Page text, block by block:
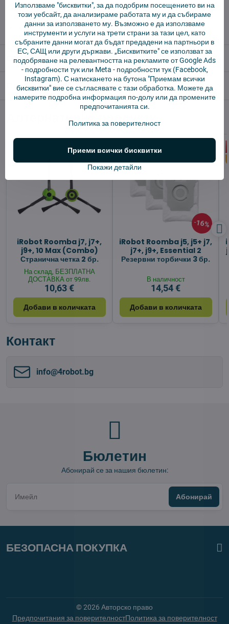
✅ Готов за изпращане веднага
✅ БЕЗПЛАТНА доставка над 55 EUR.
✅ 14 дни политика за връщане
Описание
Отзиви 0
Алтернативни продукти
iRobot Roomba j7, j7+,
j9+, 10 Max (Combo)
Странична четка 2 бр.
На склад, БЕЗПЛАТНА
ДОСТАВКА от 99лв.
10,63 €
Добави в количката
16%
iRobot Roomba j5, j5+ j7,
j7+, j9+, Essential 2
Резервни торбички 3 бр.
В наличност
14,54 €
Добави в количката
Контакт
info​@4robot​.bg
Бюлетин
Абонирай се за нашия бюлетин:
Абонирай
БЕЗОПАСНА ПОКУПКА
©2026 Авторско право
Предпочитания за поверителностПолитика за поверителност
Използваме "бисквитки", за да подобрим посещението ви на
този уебсайт, да анализираме работата му и да събираме
данни за използването му. Възможно е да използваме
инструменти и услуги на трети страни за тази цел, като
събраните данни могат да бъдат предадени на партньори в
ЕС, САЩ или други държави. „Бисквитките" се използват за
подобряване на релевантността на рекламите от Google Ads
- подробности тукили Meta - подробности тук(Facebook,
Instagram). С натискането на бутона "Приемам всички
бисквитки" вие се съгласявате с тази обработка. Можете да
намерите подробна информация по-долу или да промените
предпочитанията си.
Политика за поверителност
Покажи детайли
Приеми всички бисквитки